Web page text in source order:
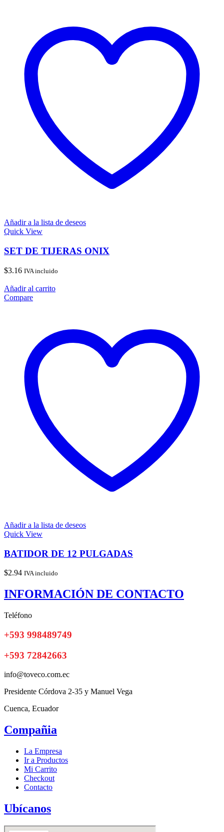
Añadir a la lista de deseos
Quick View
SET DE TIJERAS ONIX
$3.16 IVA incluido
Añadir al carrito
Compare
Añadir a la lista de deseos
Quick View
BATIDOR DE 12 PULGADAS
$2.94 IVA incluido
INFORMACIÓN DE CONTACTO
Teléfono
+593 998489749
+593 72842663
info@toveco.com.ec
Presidente Córdova 2-35 y Manuel Vega
Cuenca, Ecuador
Compañia
La Empresa
Ir a Productos
Mi Carrito
Checkout
Contacto
Ubícanos